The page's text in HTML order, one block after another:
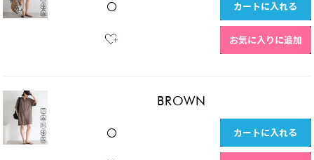
〇 カートに入れる
お気に入りに追加
BROWN
〇 カートに入れる